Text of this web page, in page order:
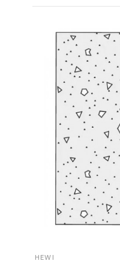
HEWI